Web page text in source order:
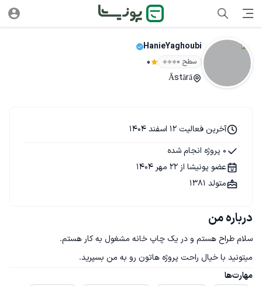
HanieYaghoubi
سطح ۰ 0
Āstārā
درباره من
میتونید با خیال راحت پروژه هاتون رو به من بسپرید.
مهارت‌ها
آخرین فعالیت 12 اسفند 1404
0 پروژه انجام شده
عضو پونیشا از 22 مهر 1404
متولد 1381